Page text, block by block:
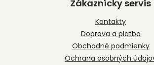
Zákaznícky servis
Kontakty
Doprava a platba
Obchodné podmienky
Ochrana osobných